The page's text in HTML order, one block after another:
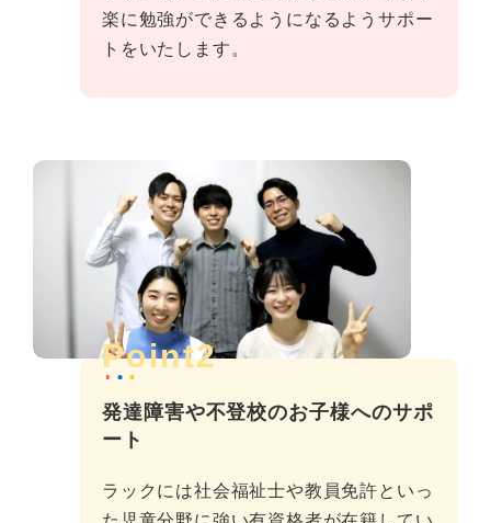
楽に勉強ができるようになるようサポー
トをいたします。
Point2
発達障害や不登校のお子様へのサポ
ート
ラックには社会福祉士や教員免許といっ